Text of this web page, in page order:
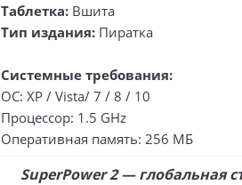
Таблетка: Вшита
Тип издания: Пиратка
Системные требования:
ОС: XP / Vista/ 7 / 8 / 10
Процессор: 1.5 GHz
Оперативная память: 256 МБ
SuperPower 2 — глобальная